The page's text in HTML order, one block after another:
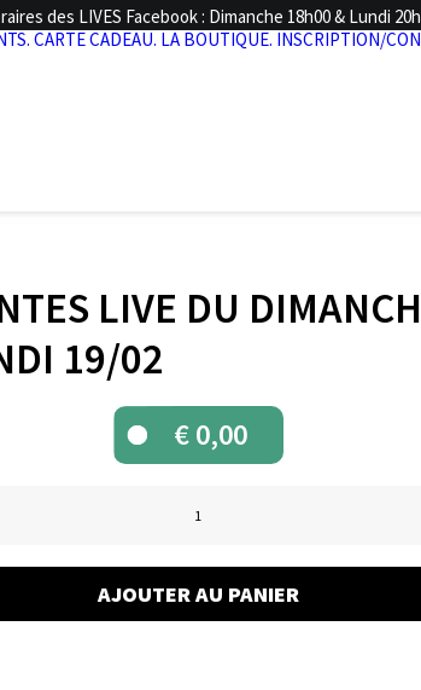
des LIVES Facebook : Dimanche 18h00 & Lundi
CARTE CADEAU. LA BOUTIQUE. INSCRIPTION/
LIVE DU
19/02
€0,00
Vente
live
:
AJOUTER AU PANIER